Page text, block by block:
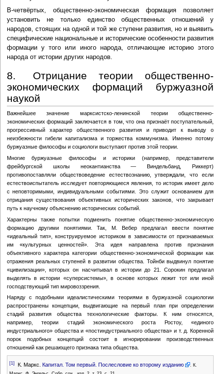
В-четвёртых, общественно-экономическая формация позволяет
установить не только единство общественных отношений у
народов, стоящих на одной и той же ступени развития, но и выявить
специфические национальные и исторические особенности развития
формации у того или иного народа, отличающие историю этого
народа от истории других народов.
8. Отрицание теории общественно-
экономических формаций буржуазной
наукой
Важнейшее значение марксистско-ленинской теории общественно-
экономических формаций заключается в том, что она признаёт поступательный,
прогрессивный характер общественного развития и приводит к выводу о
неизбежности гибели капитализма и торжества коммунизма. Именно потому
буржуазные философы и социологи выступают против этой теории.
Многие буржуазные философы и историки (например, представители
фрейбургской школы неокантианства — Виндельбанд, Риккерт)
противопоставляли обществоведение естествознанию, утверждали, что если
естествоиспытатель исследует повторяющиеся явления, то историк имеет дело
с неповторимыми, индивидуальными событиями. Это служит основанием для
отрицания существования объективных исторических законов, что закрывает
путь к научному объяснению исторических событий.
Характерны также попытки подменить понятие общественно-экономическую
формацию другими понятиями. Так, М. Вебер предлагал ввести понятие
«идеальный тип», конструируемое историком в зависимости от признаваемых
им «культурных ценностей». Эта идея направлена против признания
объективного характера категории общественно-экономической формации как
отражения реальных ступеней в развитии общества. Тойнби выдвинул понятие
«цивилизации», которых он насчитывал в истории до 21. Сорокин предлагал
выделять в истории «суперсистемы», в основе которых лежит тот или иной
господствующий тип мировоззрения.
Наряду с подобными идеалистическими теориями в буржуазной социологии
распространены концепции, выдвигающие на первый план при определении
стадий развития общества технологические факторы. К ним относятся,
например, теории стадий экономического роста Ростоу, «единого
индустриального» общества и «постиндустриального общества» и т. д. Коренной
порок подобных концепций состоит в игнорировании производственных
отношений как решающего признака типа общества.
[1] К. Маркс. Капитал. Том первый. Послесловие ко второму изданию
. К.